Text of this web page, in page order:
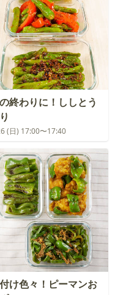
終わりに！ししとう
(日) 17:00〜17:40
け色々！ピーマンお